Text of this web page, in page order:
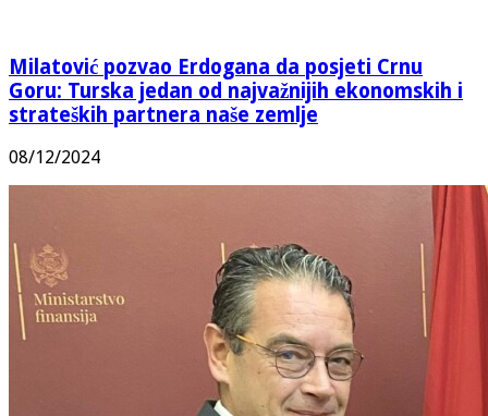
Milatović pozvao Erdogana da posjeti Crnu
Goru: Turska jedan od najvažnijih ekonomskih i
strateških partnera naše zemlje
08/12/2024